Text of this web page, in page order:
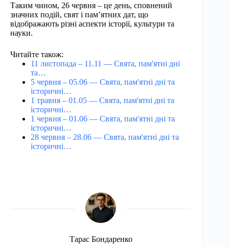
Таким чином, 26 червня – це день, сповнений
значних подій, свят і пам’ятних дат, що
відображають різні аспекти історії, культури та
науки.
Читайте також:
11 листопада – 11.11 — Свята, пам'ятні дні
та…
5 червня – 05.06 — Свята, пам'ятні дні та
історичні…
1 травня – 01.05 — Свята, пам'ятні дні та
історичні…
1 червня – 01.06 — Свята, пам'ятні дні та
історичні…
28 червня – 28.06 — Свята, пам'ятні дні та
історичні…
Тарас Бондаренко